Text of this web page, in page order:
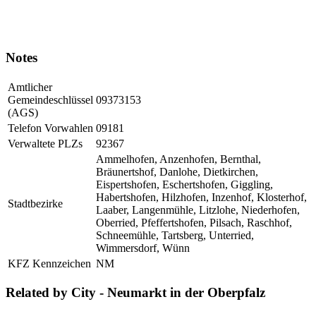
Notes
Amtlicher
Gemeindeschlüssel
(AGS)
09373153
Telefon Vorwahlen 09181
Verwaltete PLZs
92367
Stadtbezirke
Ammelhofen, Anzenhofen, Bernthal,
Bräunertshof, Danlohe, Dietkirchen,
Eispertshofen, Eschertshofen, Giggling,
Habertshofen, Hilzhofen, Inzenhof, Klosterhof,
Laaber, Langenmühle, Litzlohe, Niederhofen,
Oberried, Pfeffertshofen, Pilsach, Raschhof,
Schneemühle, Tartsberg, Unterried,
Wimmersdorf, Wünn
KFZ Kennzeichen NM
Related by City - Neumarkt in der Oberpfalz